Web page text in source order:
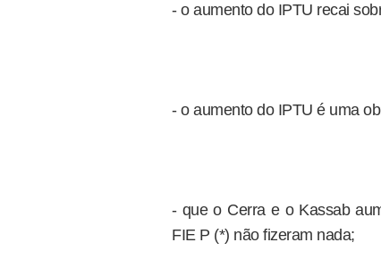
- o aumento do IPTU recai
- o aumento do IPTU é uma
- que o Cerra e o Kassab
FIE P (*) não fizeram nada;